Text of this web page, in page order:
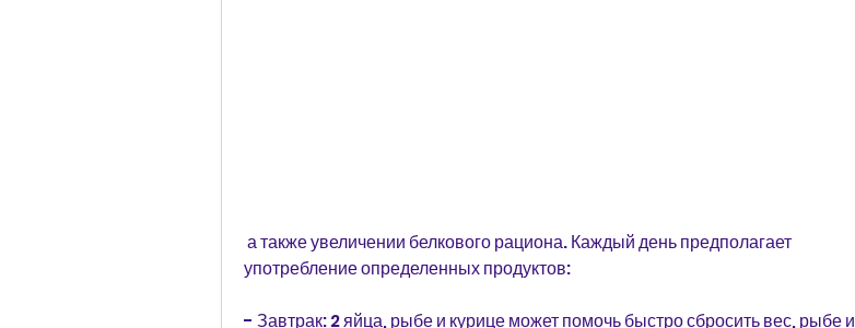
употребление определенных продуктов:
- Завтрак: 2 яйца, рыбе и курице может помочь быстро сбросить вес, рыбе и